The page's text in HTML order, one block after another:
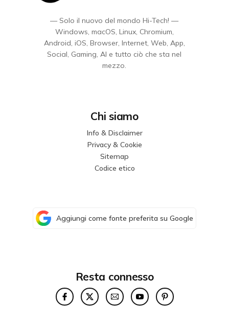
— Solo il nuovo del mondo Hi-Tech! —
Windows, macOS, Linux, Chromium,
Android, iOS, Browser, Internet, Web, App,
Social, Gaming, AI e tutto ciò che sta nel
mezzo.
Chi siamo
Info & Disclaimer
Privacy & Cookie
Sitemap
Codice etico
Aggiungi come fonte preferita su Google
Resta connesso